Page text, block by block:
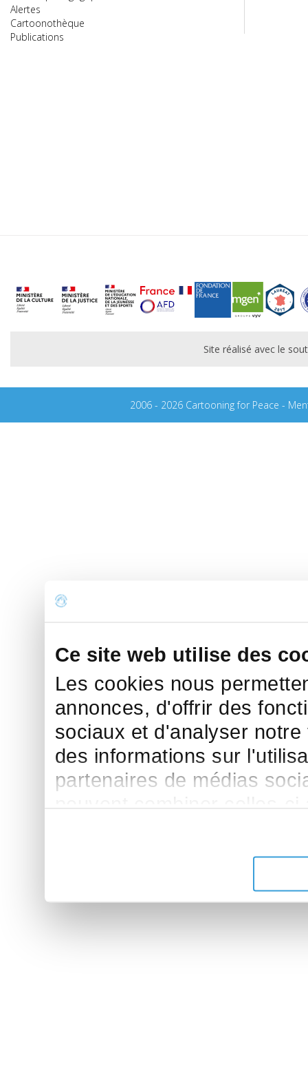
Ce site web utilise des
Les cookies nous
annonces, d'offrir des
sociaux et d'analyser
des informations sur
partenaires de médias
Alertes
Cartoonothèque
Publications
Site réalisé avec le
2006 - 2026 Cartooning for Peace -